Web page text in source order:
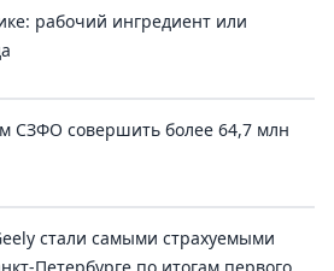
рабочий ингредиент или
СЗФО совершить более 64,7 млн
стали самыми страхуемыми